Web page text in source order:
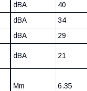
dBA 40
dBA 34
dBA 29
dBA 21
Mm 6.35